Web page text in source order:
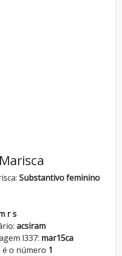
Substantivo feminino
r s
acsiram
l337: mar15ca
o número 1